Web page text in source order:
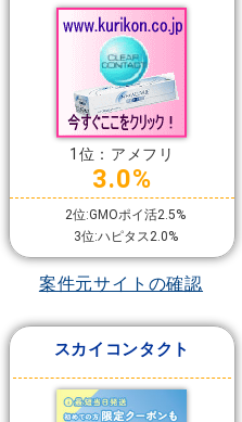
1位：アメフリ
3.0%
2位:GMOポイ活2.5%
3位:ハピタス2.0%
案件元サイトの確認
スカイコンタクト